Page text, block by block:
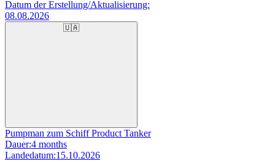
Datum der Erstellung/Aktualisierung:
08.08.2026
🇺🇦
Pumpman zum Schiff Product Tanker
Dauer:4 months
Landedatum:15.10.2026